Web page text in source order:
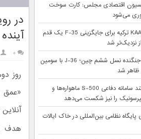
در
۰
هدف
اقتصادی مجلس: کارت سوخت
می‌شود
جنگنده بومی KAAN ترکیه برای جایگزینی F-35 یک قدم
نزدیک‌تر شد
پیشرفت سریع جنگنده نسل ششم چین؛ J-36 با سومین
ظاهر شد
روسیه ادعا می‌کند سامانه دفاعی S-500 ماهواره‌ها و
را نیز شکست می‌دهد
نظامی بین‌المللی در خاک ایالات